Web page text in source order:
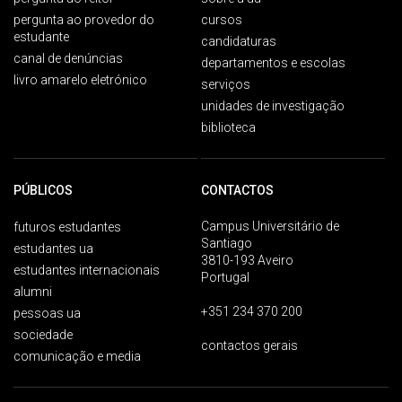
pergunta ao provedor do
estudante
canal de denúncias
livro amarelo eletrónico
cursos
candidaturas
departamentos e escolas
serviços
unidades de investigação
biblioteca
PÚBLICOS
futuros estudantes
estudantes ua
estudantes internacionais
alumni
pessoas ua
sociedade
comunicação e media
CONTACTOS
Campus Universitário de
Santiago
3810-193 Aveiro
Portugal
+351 234 370 200
contactos gerais